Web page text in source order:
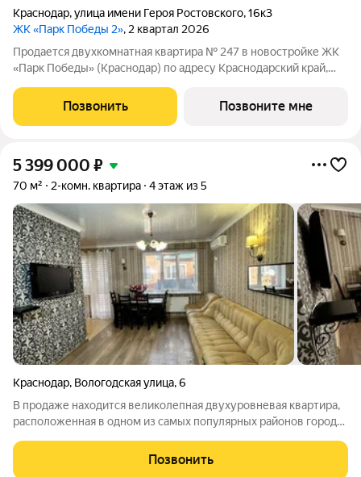
Краснодар,улица имени Героя Ростовского,16к3
ЖК «Парк Победы 2», 2 квартал 2026
Продается двухкомнатная квартира № 247 в новостройке ЖК
«Парк Победы» (Краснодар) по адресу Краснодарский край,
площадь квартиры 70.00 кв. м., этаж 5 из 9, секция 3. Тип
проекта, по которому
Позвонить Позвоните мне
5 399 000 ₽
70 м² 2-комн. квартира 4 этаж из 5
Краснодар, Вологодская улица,6
В продаже находится великолепная двухуровневая квартира,
расположенная в одном из самых популярных районов города.
Квартира полностью укомплектована высококачественной
мебелью,
Позвонить